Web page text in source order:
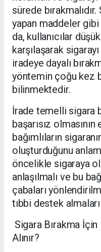
sürede
yapan maddeler
da, kullanıcılar
karşılaşarak
iradeye dayalı
yöntemin çoğu kez
bilinmektedir.
İrade temelli sigara
başarısız
bağımlıların
oluşturduğunu
öncelikle sigaraya
anlaşılmalı ve bu
çabaları
tıbbi destek
Sigara Bırakma
Alınır?